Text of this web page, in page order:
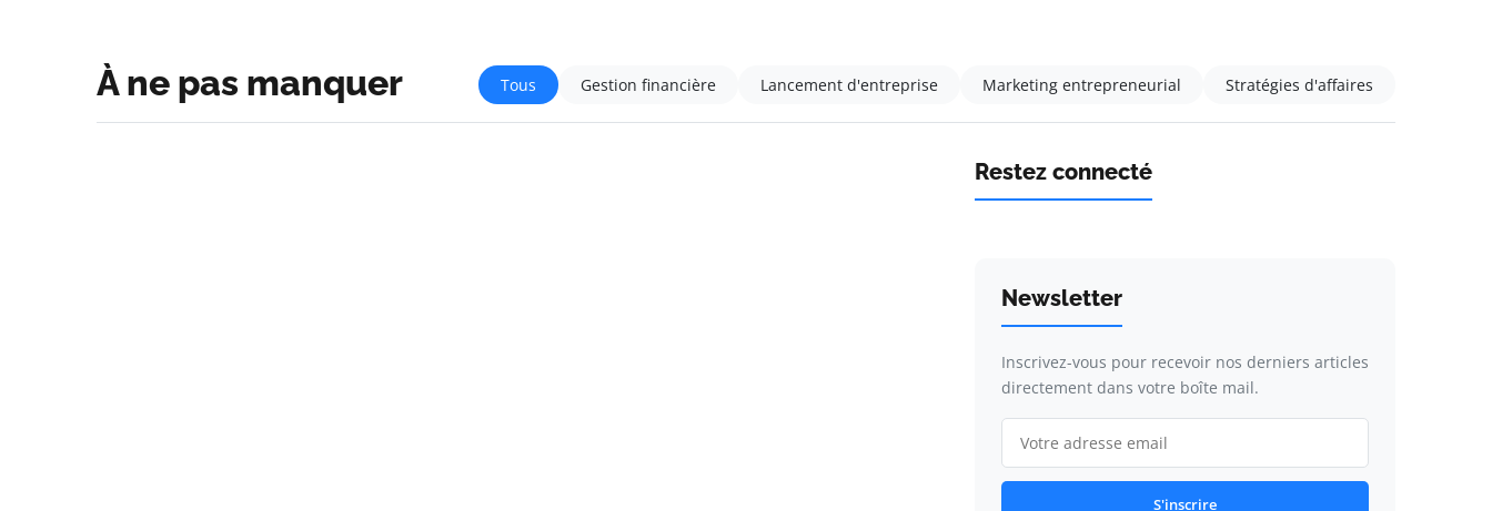
À ne pas manquer Tous Gestion financière Lancement d'entreprise Marketing entrepreneurial Stratégies d'affaires
Restez connecté
Newsletter
Inscrivez-vous pour recevoir nos derniers articles
directement dans votre boîte mail.
S'inscrire